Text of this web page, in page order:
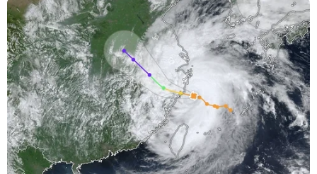
#Không quân Hàn Quốc
#Soaring Eagle
#chiến đấu cơ F-35A
#cuộc tập trận Hàn Quốc
Theo dõi VietnamPlus